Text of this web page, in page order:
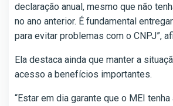
declaração anual, mesmo que não
no ano anterior. É fundamental
para evitar problemas com o CNPJ”,
Ela destaca ainda que manter a
acesso a benefícios importantes.
“Estar em dia garante que o MEI